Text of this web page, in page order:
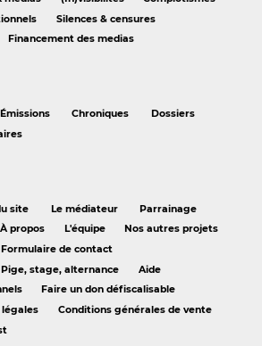
Silences & censures
Financement des medias
Émissions Chroniques
Dossiers
site Le médiateur
Parrainage
À propos L'équipe
Nos autres projets
Formulaire de contact
Pige, stage, alternance
Aide
Faire un don défiscalisable
légales
Conditions générales de vente